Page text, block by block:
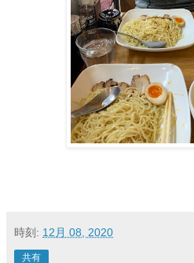
時刻: 12月 08, 2020
共有